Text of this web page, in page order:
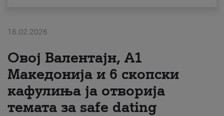
#ПодобарОнлајн
16.02.2026
Овој Валентајн, A1
Македонија и 6 скопски
кафулиња ја отворија
темата за safe dating